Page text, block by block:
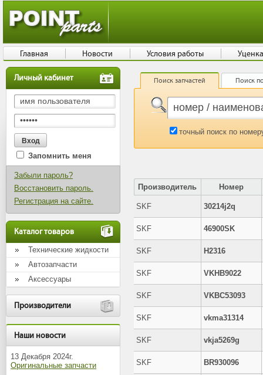
Личный кабинет
Запомнить меня
Забыли пароль?
Восстановить пароль.
Регистрация на сайте.
Каталог товаров
Технические жидкости
Автозапчасти
Аксессуары
Производители
Наши новости
13 Декабря 2024г.
Оригинальные запчасти
Поиск запчастей Поиск
точный поиск по
Производитель Номер
SKF 30214j2q
SKF 46900SK
SKF H2316
SKF VKHB9022
SKF VKBC53093
SKF vkma31314
SKF vkja5269g
SKF BR930096
Главная Новости Условия работы